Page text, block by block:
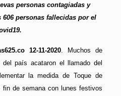
personas contagiadas y
personas fallecidas por el
12-11-2020. Muchos de
del país acataron el llamado del
la medida de Toque de
de semana con lunes festivos